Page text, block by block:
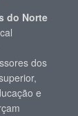
do Norte
dos
e